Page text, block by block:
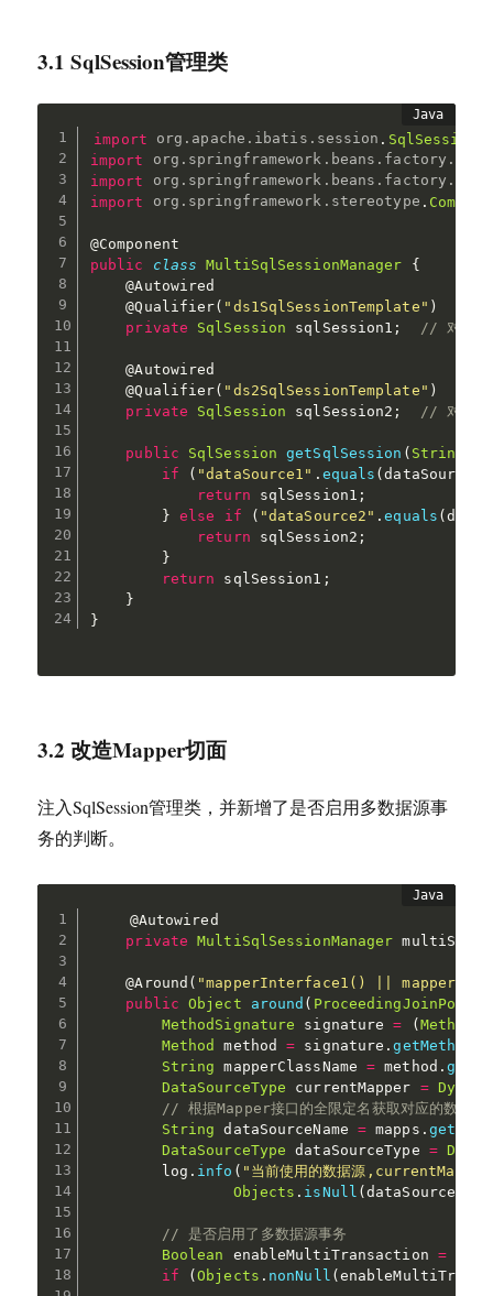
3.1 SqlSession管理类
import org . apache . ibatis . session . SqlSession
import
org . springframework . beans . factory .
import
org . springframework . beans . factory .
import
org . springframework . stereotype .
@Component
public
class MultiSqlSessionManager
{
@Autowired
@Qualifier( "ds1SqlSessionTemplate" )
private
SqlSession sqlSession1 ; // 对应
@Autowired
@Qualifier( "ds2SqlSessionTemplate" )
private
SqlSession sqlSession2 ; // 对应
public SqlSession getSqlSession ( String
if
( "dataSource1" . equals (
return sqlSession1 ;
} else if ( "dataSource2" .equals (
return sqlSession2 ;
}
return sqlSession1 ;
}
}
3.2 改造Mapper切面
注入SqlSession管理类，并新增了是否启用多数据源事
务的判断。
@Autowired
private
MultiSqlSessionManager
@Around ( "mapperInterface1() ||
public
Object around ( ProceedingJoinPoint
MethodSignature signature = (
Method
method = signature .getMethod
String mapperClassName = method .
DataSourceType currentMapper =
// 根据Mapper接口的全限定名获取对应的数据源
String dataSourceName = mapps . get
DataSourceType dataSourceType =
        log
. info ( "当前使用的数据源
Objects . isNull (dataSourceType
// 是否启用了多数据源事务
Boolean enableMultiTransaction =
if
(Objects . nonNull (